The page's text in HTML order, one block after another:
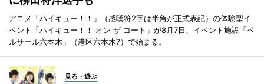
アニメ「ハイキュー！！」（感嘆符2字は半角が正式表記）の体験型イ
ベント「ハイキュー！！ オン ザ コート」が8月7日、イベント施設「ベ
ルサール六本木」（港区六本木7）で始まる。
見る・遊ぶ